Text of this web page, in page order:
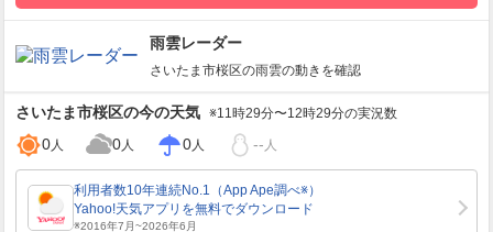
雨雲レーダー
さいたま市桜区の雨雲の動きを確認
さいたま市桜区の今の天気 ※11時29分〜12時29分の実況数
0人 0人 0人 -- 人